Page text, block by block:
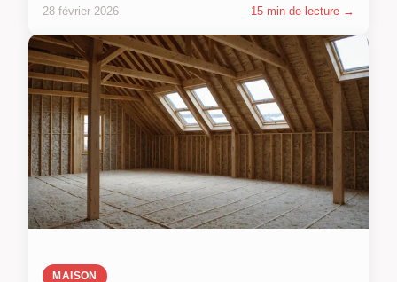
28 février 2026 15 min de lecture →
MAISON